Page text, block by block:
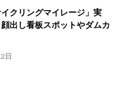
イクリングマイレージ」実
出し看板スポットやダムカ
日